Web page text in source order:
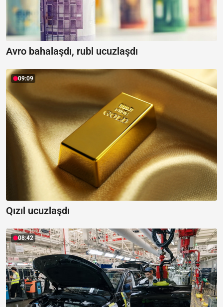
Avro bahalaşdı, rubl ucuzlaşdı
09:09
Qızıl ucuzlaşdı
08:42